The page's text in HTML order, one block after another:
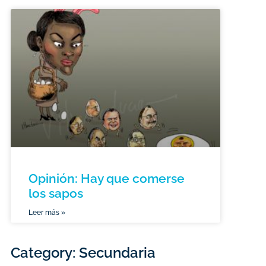
Opinión: Hay que comerse
los sapos
Leer más »
Category: Secundaria